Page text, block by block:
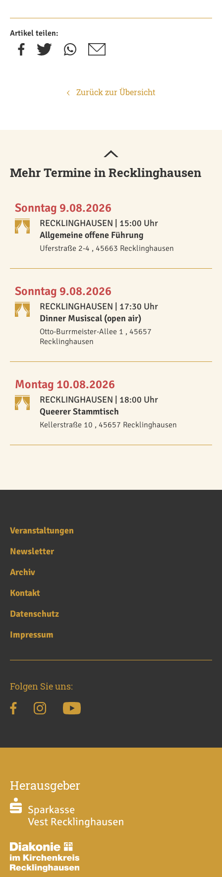
Artikel teilen:
Zurück zur Übersicht
Mehr Termine in Recklinghausen
Sonntag 9.08.2026
RECKLINGHAUSEN | 15:00 Uhr
Allgemeine offene Führung
Uferstraße 2-4 , 45663 Recklinghausen
Sonntag 9.08.2026
RECKLINGHAUSEN | 17:30 Uhr
Dinner Musiscal (open air)
Otto-Burrmeister-Allee 1 , 45657
Recklinghausen
Montag 10.08.2026
RECKLINGHAUSEN | 18:00 Uhr
Queerer Stammtisch
Kellerstraße 10 , 45657 Recklinghausen
Veranstaltungen
Newsletter
Archiv
Kontakt
Datenschutz
Impressum
Folgen Sie uns:
Herausgeber